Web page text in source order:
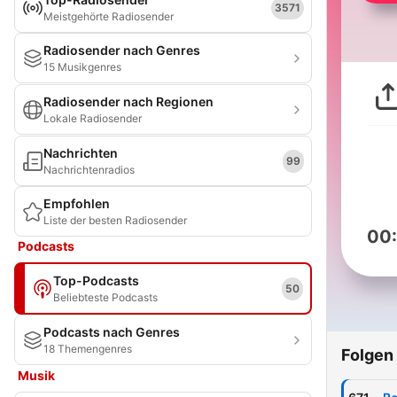
Meistgehörte Radiosender
3571
Radiosender nach Genres
15 Musikgenres
Radiosender nach Regionen
Lokale Radiosender
Nachrichten
Nachrichtenradios
99
Empfohlen
Liste der besten Radiosender
Podcasts
Top-Podcasts
Beliebteste Podcasts
50
Podcasts nach Genres
18 Themengenres
Musik
Folgen